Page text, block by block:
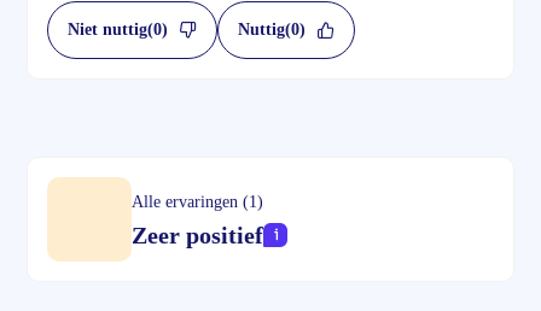
Alle ervaringen (1)
Zeer positief
Niet nuttig(0) Nuttig(0)